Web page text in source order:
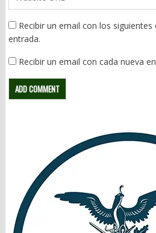
Recibir un email con los
entrada.
Recibir un email con cada nueva